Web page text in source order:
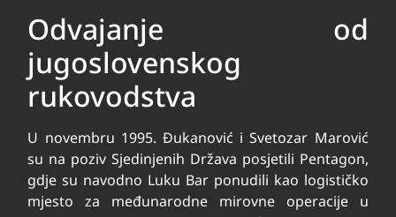
Odvajanje od
jugoslovenskog
rukovodstva
U novembru 1995. Đukanović i Svetozar Marović
su na poziv Sjedinjenih Država posjetili Pentagon,
gdje su navodno Luku Bar ponudili kao logističko
mjesto za međunarodne mirovne operacije u